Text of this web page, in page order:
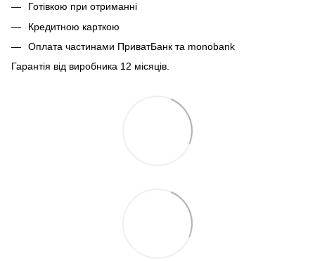
Готівкою при отриманні
Кредитною карткою
Оплата частинами ПриватБанк та monobank
Гарантія від виробника 12 місяців.